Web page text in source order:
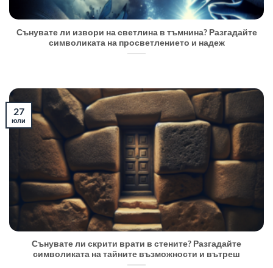
Сънувате ли извори на светлина в тъмнина? Разгадайте
символиката на просветлението и надеж
Сънувате ли скрити врати в стените? Разгадайте
символиката на тайните възможности и вътреш
27
юли